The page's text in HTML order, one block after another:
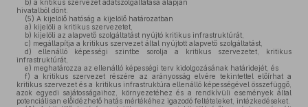
b) a kritikus szervezet adatszolgáltatása alapján
hivatalból dönt.
(5) A kijelölő hatóság a kijelölő határozatban
a) kijelöli a kritikus szervezetet,
b) kijelöli az alapvető szolgáltatást nyújtó kritikus infrastruktúrát,
c) megállapítja a kritikus szervezet által nyújtott alapvető szolgáltatást,
d) ellenálló képességi szintbe sorolja a kritikus szervezetet, kritikus
infrastruktúrát,
e) meghatározza az ellenálló képességi terv kidolgozásának határidejét, és
f) a kritikus szervezet részére az arányosság elvére tekintettel előírhat a
kritikus szervezet és a kritikus infrastruktúra ellenálló képességével összefüggő,
azok egyedi sajátosságaihoz, környezetéhez és a rendkívüli események által
potenciálisan előidézhető hatás mértékéhez igazodó feltételeket, intézkedéseket.